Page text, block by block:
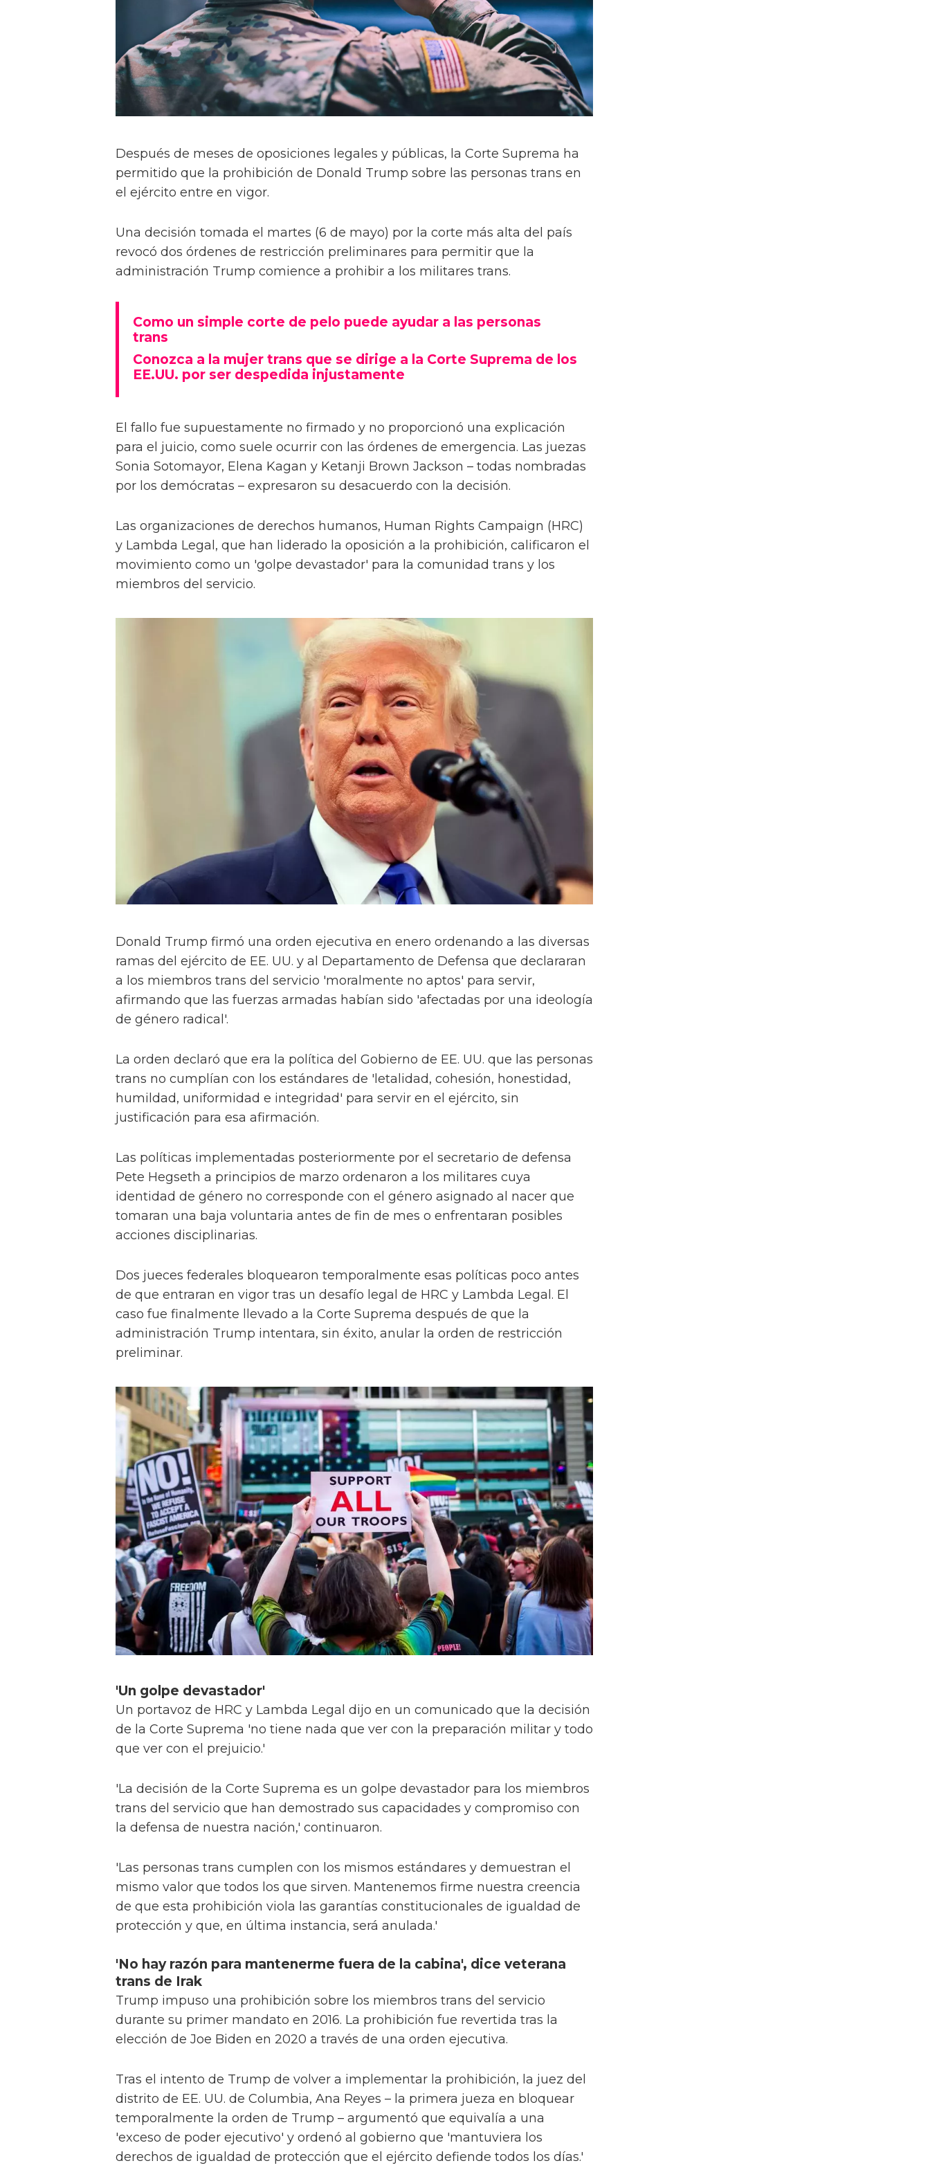
Después de meses de oposiciones legales y públicas, la Corte Suprema ha
permitido que la prohibición de Donald Trump sobre las personas trans en
el ejército entre en vigor.
Una decisión tomada el martes (6 de mayo) por la corte más alta del país
revocó dos órdenes de restricción preliminares para permitir que la
administración Trump comience a prohibir a los militares trans.
Como un simple corte de pelo puede ayudar a las personas
trans
Conozca a la mujer trans que se dirige a la Corte Suprema de los
EE.UU. por ser despedida injustamente
El fallo fue supuestamente no firmado y no proporcionó una explicación
para el juicio, como suele ocurrir con las órdenes de emergencia. Las juezas
Sonia Sotomayor, Elena Kagan y Ketanji Brown Jackson – todas nombradas
por los demócratas – expresaron su desacuerdo con la decisión.
Las organizaciones de derechos humanos, Human Rights Campaign (HRC)
y Lambda Legal, que han liderado la oposición a la prohibición, calificaron el
movimiento como un 'golpe devastador' para la comunidad trans y los
miembros del servicio.
Donald Trump firmó una orden ejecutiva en enero ordenando a las diversas
ramas del ejército de EE. UU. y al Departamento de Defensa que declararan
a los miembros trans del servicio 'moralmente no aptos' para servir,
afirmando que las fuerzas armadas habían sido 'afectadas por una ideología
de género radical'.
La orden declaró que era la política del Gobierno de EE. UU. que las personas
trans no cumplían con los estándares de 'letalidad, cohesión, honestidad,
humildad, uniformidad e integridad' para servir en el ejército, sin
justificación para esa afirmación.
Las políticas implementadas posteriormente por el secretario de defensa
Pete Hegseth a principios de marzo ordenaron a los militares cuya
identidad de género no corresponde con el género asignado al nacer que
tomaran una baja voluntaria antes de fin de mes o enfrentaran posibles
acciones disciplinarias.
Dos jueces federales bloquearon temporalmente esas políticas poco antes
de que entraran en vigor tras un desafío legal de HRC y Lambda Legal. El
caso fue finalmente llevado a la Corte Suprema después de que la
administración Trump intentara, sin éxito, anular la orden de restricción
preliminar.
'Un golpe devastador'
Un portavoz de HRC y Lambda Legal dijo en un comunicado que la decisión
de la Corte Suprema 'no tiene nada que ver con la preparación militar y todo
que ver con el prejuicio.'
'La decisión de la Corte Suprema es un golpe devastador para los miembros
trans del servicio que han demostrado sus capacidades y compromiso con
la defensa de nuestra nación,' continuaron.
'Las personas trans cumplen con los mismos estándares y demuestran el
mismo valor que todos los que sirven. Mantenemos firme nuestra creencia
de que esta prohibición viola las garantías constitucionales de igualdad de
protección y que, en última instancia, será anulada.'
'No hay razón para mantenerme fuera de la cabina', dice veterana
trans de Irak
Trump impuso una prohibición sobre los miembros trans del servicio
durante su primer mandato en 2016. La prohibición fue revertida tras la
elección de Joe Biden en 2020 a través de una orden ejecutiva.
Tras el intento de Trump de volver a implementar la prohibición, la juez del
distrito de EE. UU. de Columbia, Ana Reyes – la primera jueza en bloquear
temporalmente la orden de Trump – argumentó que equivalía a una
'exceso de poder ejecutivo' y ordenó al gobierno que 'mantuviera los
derechos de igualdad de protección que el ejército defiende todos los días.'